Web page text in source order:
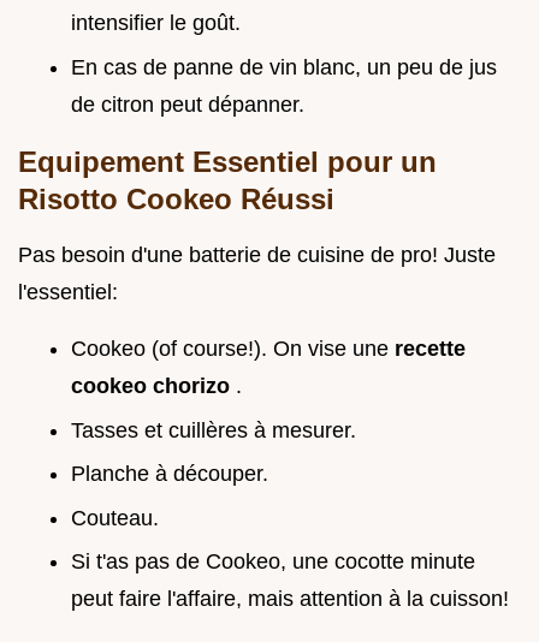
intensifier le goût.
En cas de panne de vin blanc, un peu de jus
de citron peut dépanner.
Equipement Essentiel pour un
Risotto Cookeo Réussi
Pas besoin d'une batterie de cuisine de pro! Juste
l'essentiel:
Cookeo (of course!). On vise une recette
cookeo chorizo .
Tasses et cuillères à mesurer.
Planche à découper.
Couteau.
Si t'as pas de Cookeo, une cocotte minute
peut faire l'affaire, mais attention à la cuisson!